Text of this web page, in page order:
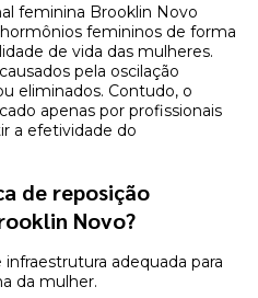
feminina Brooklin Novo
femininos de forma
de vida das mulheres.
pela oscilação
eliminados. Contudo, o
apenas por profissionais
a efetividade do
de reposição
Novo?
adequada para
da mulher.